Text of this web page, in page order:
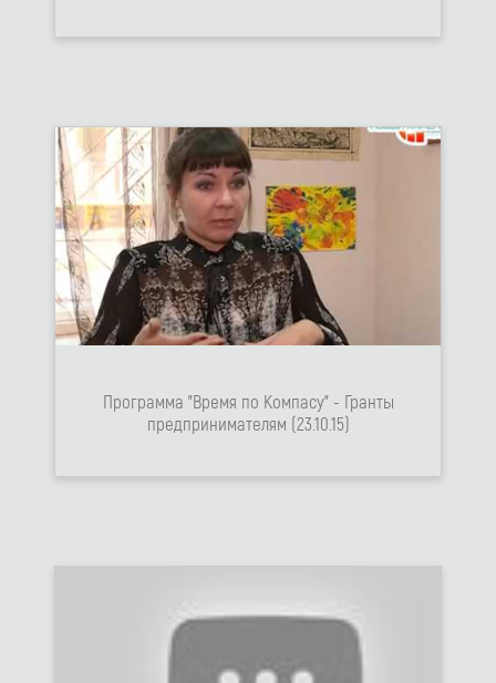
Программа "Время по Компасу" - Гранты
предпринимателям (23.10.15)